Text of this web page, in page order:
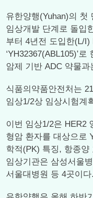
유한양행(Yuhan)의 첫
임상개발 단계로 돌입
부터 4년전 도입한(L/I)
‘YH32367(ABL105)’
암제 기반 ADC 약물
식품의약품안전처는
임상1/2상 임상시험계
이번 임상1/2은 HER2
형암 환자를 대상으로
학적(PK) 특징, 항종
임상기관은 삼성서울
서울대병원 등 4곳이다.